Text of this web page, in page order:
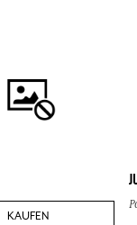
KAUFEN